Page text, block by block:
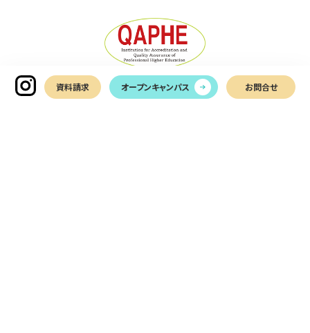
資料請求 オープンキャンパス お問合せ